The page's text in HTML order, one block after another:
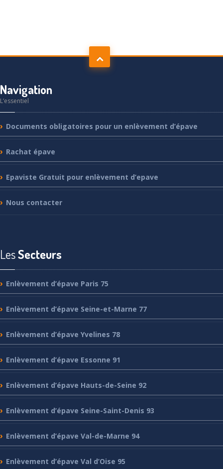
Navigation
L’essentiel
Documents obligatoires pour un enlèvement d’épave
Rachat épave
Epaviste Gratuit pour enlèvement d’epave
Nous contacter
LesSecteurs
Enlèvement d’épave Paris 75
Enlèvement d’épave Seine-et-Marne 77
Enlèvement d’épave Yvelines 78
Enlèvement d’épave Essonne 91
Enlèvement d’épave Hauts-de-Seine 92
Enlèvement d’épave Seine-Saint-Denis 93
Enlèvement d’épave Val-de-Marne 94
Enlèvement d’épave Val d’Oise 95